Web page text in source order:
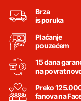
Brza
isporuka
Plaćanje
pouzećem
15 dana
na povrat
Preko
fanova na